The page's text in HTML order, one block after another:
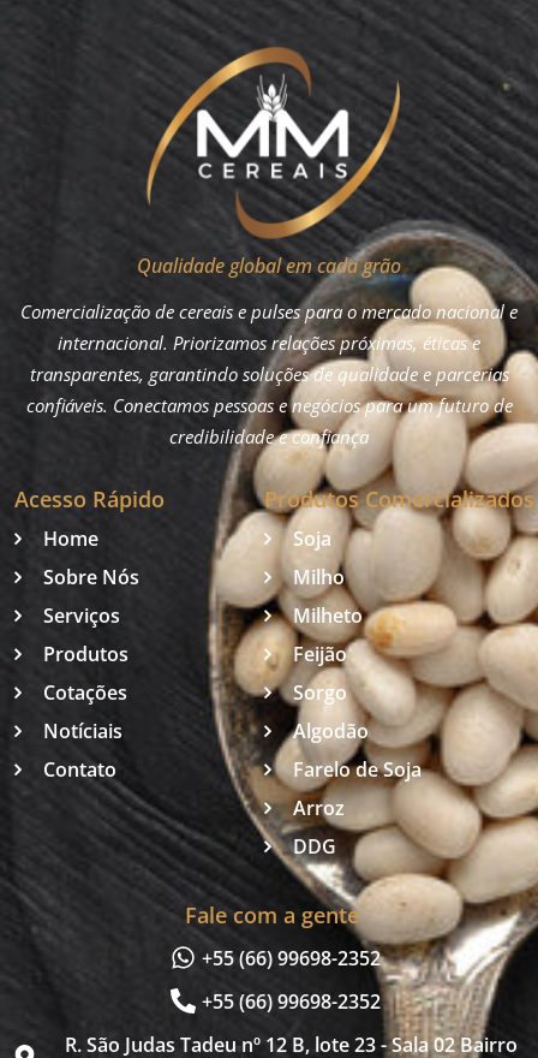
Qualidade global em cada grão
Comercialização de cereais e pulses para o mercado nacional e
internacional. Priorizamos relações próximas, éticas e
transparentes, garantindo soluções de qualidade e parcerias
confiáveis. Conectamos pessoas e negócios para um futuro de
credibilidade e confiança
Acesso Rápido
Home
Sobre Nós
Serviços
Produtos
Cotações
Notíciais
Contato
Produtos Comercializados
Soja
Milho
Milheto
Feijão
Sorgo
Algodão
Farelo de Soja
Arroz
DDG
Fale com a gente
+55 (66) 99698-2352
+55 (66) 99698-2352
R. São Judas Tadeu nº 12 B, lote 23 - Sala 02 Bairro